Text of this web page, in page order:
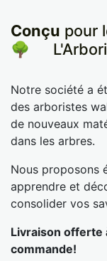
Conçu pour
🌳
Notre société a
des arboristes
de nouveaux
dans les arbres.
Nous proposons
apprendre et
consolider vos
Livraison offerte
commande!